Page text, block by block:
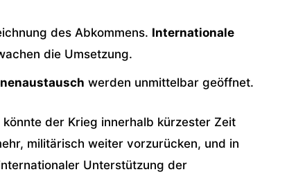
des Abkommens. Internationale
die Umsetzung.
werden unmittelbar geöffnet.
der Krieg innerhalb kürzester Zeit
militärisch weiter vorzurücken, und in
Unterstützung der